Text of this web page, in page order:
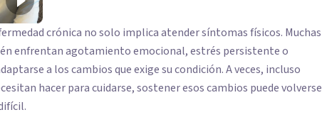
crónica no solo implica atender síntomas físicos. Muchas
enfrentan agotamiento emocional, estrés persistente o
a los cambios que exige su condición. A veces, incluso
hacer para cuidarse, sostener esos cambios puede volverse